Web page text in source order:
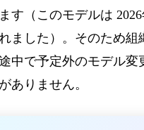
す（このモデルは 2026
ました）。そのため組
中で予定外のモデル変
ありません。